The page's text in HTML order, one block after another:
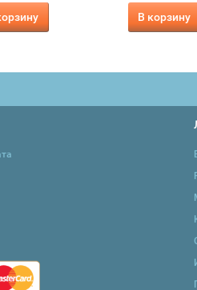
В корзину